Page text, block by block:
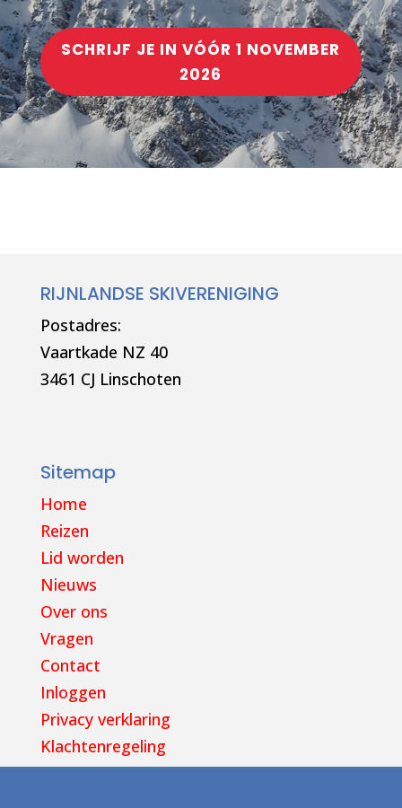
SCHRIJF JE IN VÓÓR 1 NOVEMBER
2026
RIJNLANDSE SKIVERENIGING
Postadres:
Vaartkade NZ 40
3461 CJ Linschoten
Sitemap
Home
Reizen
Lid worden
Nieuws
Over ons
Vragen
Contact
Inloggen
Privacy verklaring
Klachtenregeling